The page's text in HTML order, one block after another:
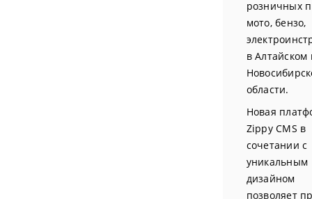
розничных
мото, бензо,
в Алтайском
области.
Новая
Zippy CMS в
сочетании с
уникальным
дизайном
позволяет